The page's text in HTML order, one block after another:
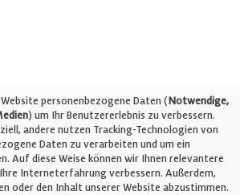
0
bau.eu
personenbezogene Daten (Notwendige,
) um Ihr Benutzererlebnis zu verbessern.
andere nutzen Tracking-Technologien von
Daten zu verarbeiten und um ein
Auf diese Weise können wir Ihnen relevantere
Interneterfahrung verbessern. Außerdem,
oder den Inhalt unserer Website abzustimmen.